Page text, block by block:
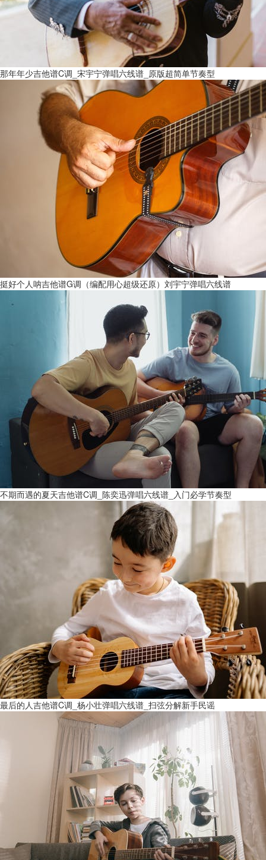
那年年少吉他谱C调_宋宇宁弹唱六线谱_原版超简单节奏型
挺好个人呐吉他谱G调（编配用心超级还原）刘宇宁弹唱六线谱
不期而遇的夏天吉他谱C调_陈奕迅弹唱六线谱_入门必学节奏型
最后的人吉他谱C调_杨小壮弹唱六线谱_扫弦分解新手民谣